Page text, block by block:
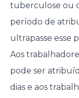
tuberculose ou
período de
ultrapasse esse
Aos
pode ser
dias e aos